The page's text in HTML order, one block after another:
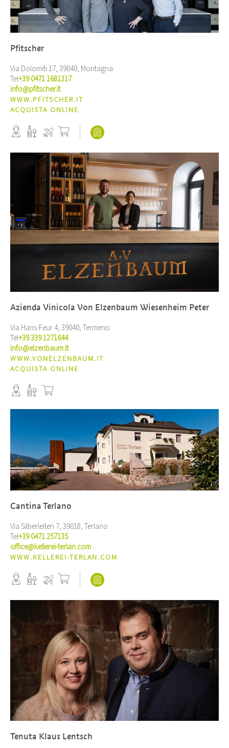
Pfitscher
Via Dolomiti 17, 39040, Montagna
Tel+39 0471 1681317
info@pfitscher.it
WWW.PFITSCHER.IT
ACQUISTA ONLINE
Azienda Vinicola Von Elzenbaum Wiesenheim Peter
Via Hans-Feur 4, 39040, Termeno
Tel+39 339 1271644
info@elzenbaum.it
WWW.VONELZENBAUM.IT
ACQUISTA ONLINE
Cantina Terlano
Via Silberleiten 7, 39018, Terlano
Tel+39 0471 257135
office@kellerei-terlan.com
WWW.KELLEREI-TERLAN.COM
Tenuta Klaus Lentsch